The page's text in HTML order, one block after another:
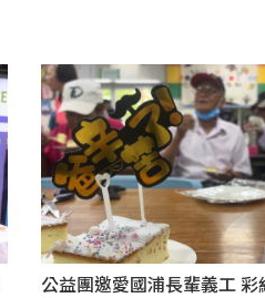
公益團邀愛國浦長輩義工 彩